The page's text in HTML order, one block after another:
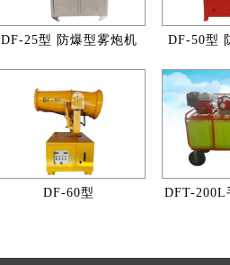
DF-25型 防爆型雾炮机 DF-50型
DF-60型 DFT-200L